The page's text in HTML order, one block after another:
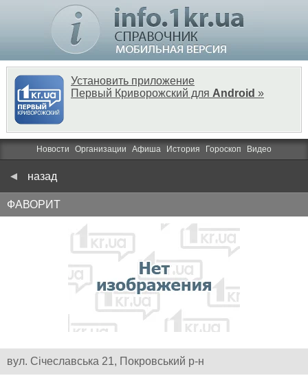
Установить приложение
Первый Криворожский для Android »
Новости Организации Афиша История Гороскоп Видео
назад
ФАВОРИТ
вул. Січеславська 21, Покровський р-н